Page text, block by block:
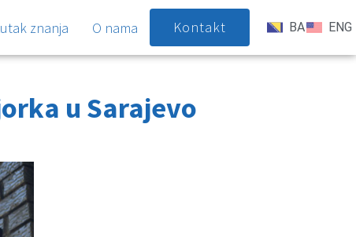
znanja O nama Kontakt BA ENG
u Sarajevo